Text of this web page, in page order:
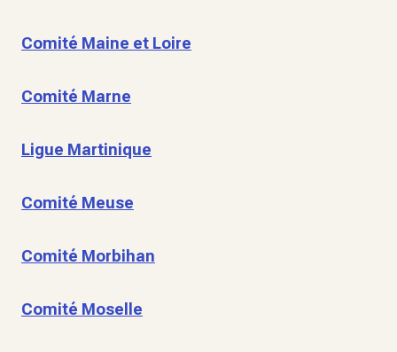
Comité Maine et Loire
Comité Marne
Ligue Martinique
Comité Meuse
Comité Morbihan
Comité Moselle